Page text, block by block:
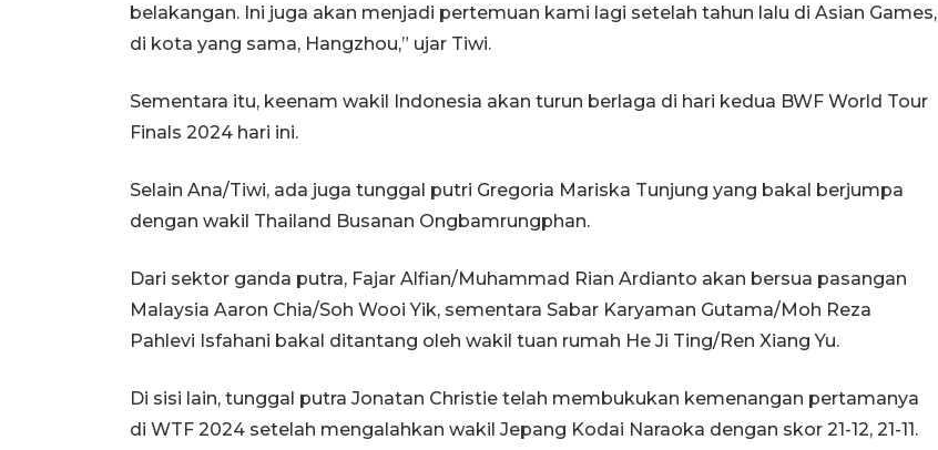
belakangan. Ini juga akan menjadi pertemuan kami lagi setelah tahun lalu di Asian Games,
di kota yang sama, Hangzhou,” ujar Tiwi.
Sementara itu, keenam wakil Indonesia akan turun berlaga di hari kedua BWF World Tour
Finals 2024 hari ini.
Selain Ana/Tiwi, ada juga tunggal putri Gregoria Mariska Tunjung yang bakal berjumpa
dengan wakil Thailand Busanan Ongbamrungphan.
Dari sektor ganda putra, Fajar Alfian/Muhammad Rian Ardianto akan bersua pasangan
Malaysia Aaron Chia/Soh Wooi Yik, sementara Sabar Karyaman Gutama/Moh Reza
Pahlevi Isfahani bakal ditantang oleh wakil tuan rumah He Ji Ting/Ren Xiang Yu.
Di sisi lain, tunggal putra Jonatan Christie telah membukukan kemenangan pertamanya
di WTF 2024 setelah mengalahkan wakil Jepang Kodai Naraoka dengan skor 21-12, 21-11.